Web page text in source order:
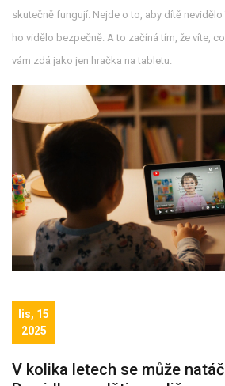
skutečně fungují. Nejde o to, aby dítě
ho vidělo bezpečně. A to začíná tím, že víte,
vám zdá jako jen hračka na tabletu.
lis, 15
2025
V kolika letech se může